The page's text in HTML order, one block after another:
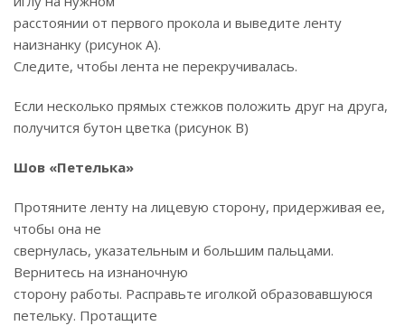
расстоянии от первого прокола и выведите ленту
наизнанку (рисунок А).
Следите, чтобы лента не перекручивалась.
Если несколько прямых стежков положить друг на друга,
получится бутон цветка (рисунок В)
Шов «Петелька»
Протяните ленту на лицевую сторону, придерживая ее,
чтобы она не
свернулась, указательным и большим пальцами.
Вернитесь на изнаночную
сторону работы. Расправьте иголкой образовавшуюся
петельку. Протащите